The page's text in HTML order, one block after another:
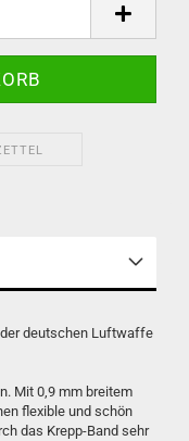
der deutschen Luftwaffe
Mit 0,9 mm breitem
flexible und schön
das Krepp-Band sehr